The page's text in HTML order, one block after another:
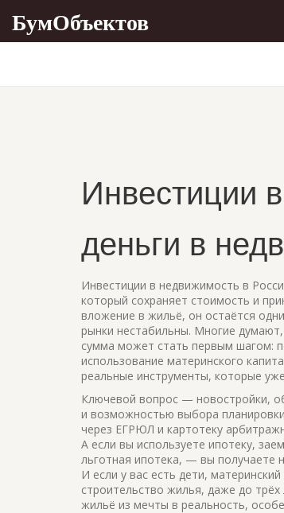
БумОбъектов
Инвестиции
деньги в
Инвестиции в недвижимость в
который сохраняет стоимость и
вложение в жильё, он остаётся
рынки нестабильны. Многие
сумма может стать первым шагом:
использование материнского
реальные инструменты, которые
Ключевой вопрос — новостройки,
и возможностью выбора планировки
через ЕГРЮЛ и картотеку
А если вы используете ипотеку,
льготная ипотека, — вы получаете
И если у вас есть дети, материнский
строительство жилья, даже до трёх
жильё из мечты в реальность,